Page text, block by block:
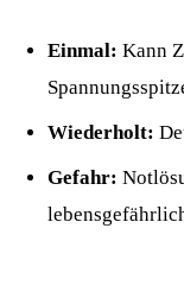
Einmal: Kann
Wiederholt:
Gefahr: